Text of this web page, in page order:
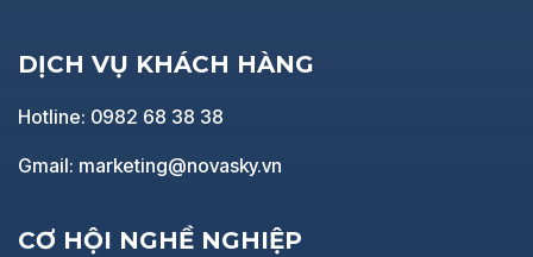
DỊCH VỤ KHÁCH HÀNG
Hotline: 0982 68 38 38
Gmail: marketing@novasky.vn
CƠ HỘI NGHỀ NGHIỆP